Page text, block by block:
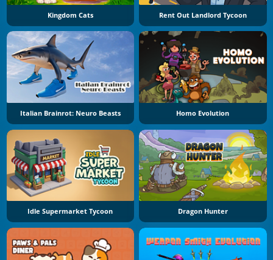
Kingdom Cats Rent Out Landlord Tycoon
Italian Brainrot: Neuro Beasts Homo Evolution
Idle Supermarket Tycoon Dragon Hunter